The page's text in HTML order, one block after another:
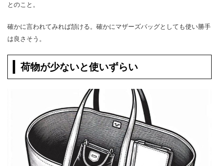
とのこと。
確かに言われてみれば頷ける。確かにマザーズバッグとしても使い勝手
は良さそう。
荷物が少ないと使いずらい